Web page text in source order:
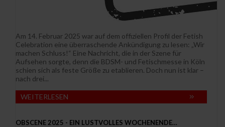
Am 14. Februar 2025 war auf dem offiziellen Profil der Fetish
Celebration eine überraschende Ankündigung zu lesen: „Wir
machen Schluss!“ Eine Nachricht, die in der Szene für
Aufsehen sorgte, denn die BDSM- und Fetischmesse in Köln
schien sich als feste Größe zu etablieren. Doch nun ist klar –
nach drei...
WEITERLESEN
OBSCENE 2025 - EIN LUSTVOLLES WOCHENENDE…